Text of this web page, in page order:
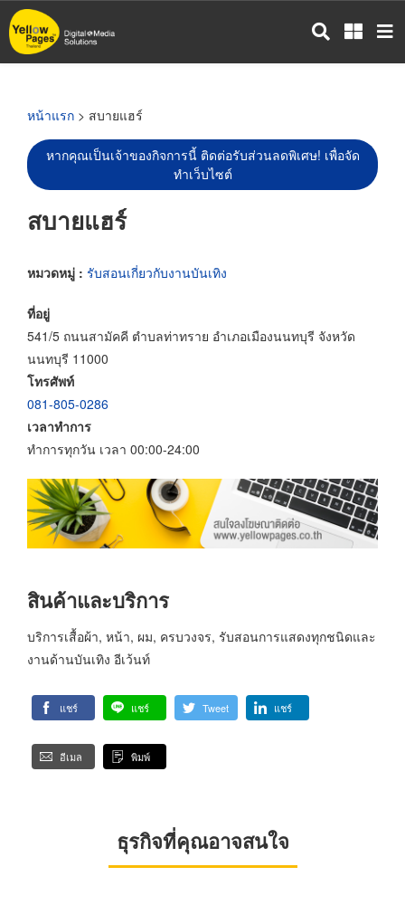
ข้าม
ไป
หน้าแรก > สบายแฮร์
หากคุณเป็นเจ้าของกิจการนี้ ติดต่อรับส่วนลดพิเศษ! เพื่อจัด
ทำเว็บไซต์
สบายแฮร์
หมวดหมู่ : รับสอนเกี่ยวกับงานบันเทิง
ที่อยู่
541/5 ถนนสามัคคี ตำบลท่าทราย อำเภอเมืองนนทบุรี จังหวัด
นนทบุรี 11000
โทรศัพท์
081-805-0286
เวลาทำการ
ทำการทุกวัน เวลา 00:00-24:00
สินค้าและบริการ
บริการเสื้อผ้า, หน้า, ผม, ครบวงจร, รับสอนการแสดงทุกชนิดและ
งานด้านบันเทิง อีเว้นท์
แชร์ แชร์ Tweet แชร์
อีเมล พิมพ์
ธุรกิจที่คุณอาจสนใจ